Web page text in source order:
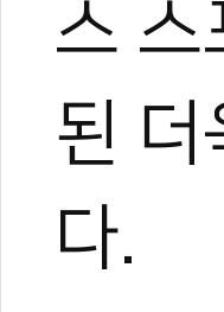
스 스
된 더
다.